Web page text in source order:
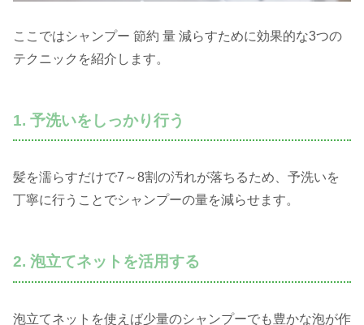
ここではシャンプー 節約 量 減らすために効果的な3つの
テクニックを紹介します。
1. 予洗いをしっかり行う
髪を濡らすだけで7～8割の汚れが落ちるため、予洗いを
丁寧に行うことでシャンプーの量を減らせます。
2. 泡立てネットを活用する
泡立てネットを使えば少量のシャンプーでも豊かな泡が作